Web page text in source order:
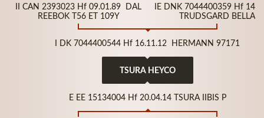
II CAN 2393023 Hf 09.01.89 DAL
REEBOK T56 ET 109Y
IE DNK 7044400359 Hf
TRUDSGARD BELLA
I DK 7044400544 Hf 16.11.12 HERMANN 97171
TSURA HEYCO
E EE 15134004 Hf 20.04.14 TSURA IIBIS P